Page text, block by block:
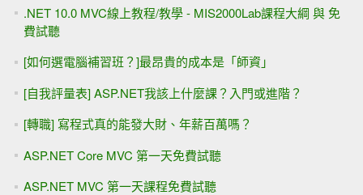
.NET 10.0 MVC線上教程/教學 - MIS2000Lab課程大綱 與 免
費試聽
[如何選電腦補習班？]最昂貴的成本是「師資」
[自我評量表] ASP.NET我該上什麼課？入門或進階？
[轉職] 寫程式真的能發大財、年薪百萬嗎？
ASP.NET Core MVC 第一天免費試聽
ASP.NET MVC 第一天課程免費試聽